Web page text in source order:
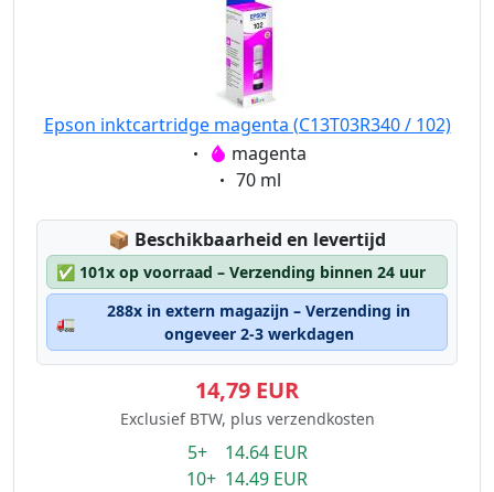
Epson inktcartridge magenta (C13T03R340 / 102)
Eigenschaft:
magenta
Eigenschaft:
70 ml
📦 Lagerstatus:
Beschikbaarheid en levertijd
✅ 101x op voorraad – Verzending binnen 24 uur
🚛
288x in extern magazijn – Verzending in
ongeveer 2-3 werkdagen
14,79 EUR
Exclusief BTW, plus verzendkosten
5+ 14.64 EUR
10+ 14.49 EUR